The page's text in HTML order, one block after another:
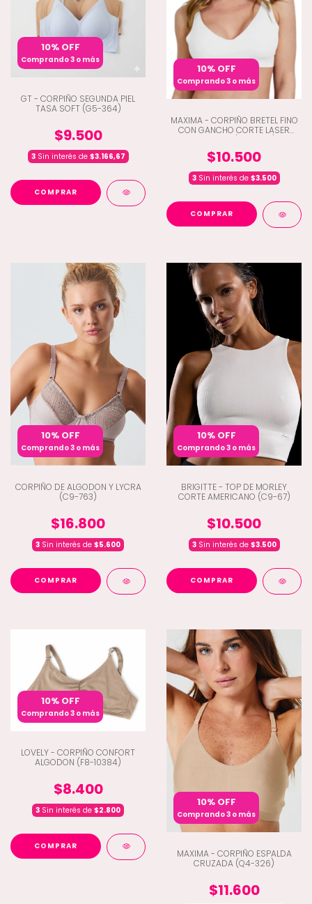
10% OFF
Comprando 3 o más
GT - CORPIÑO SEGUNDA PIEL
TASA SOFT (G5-364)
$9.500
3Sin interés de $3.166,67
COMPRAR
10% OFF
Comprando 3 o más
MAXIMA - CORPIÑO BRETEL FINO
CON GANCHO CORTE LASER
$10.500
3Sin interés de $3.500
COMPRAR
10% OFF
Comprando 3 o más
CORPIÑO DE ALGODON Y LYCRA
(C9-763)
$16.800
3 Sin interés de $5.600
COMPRAR
10% OFF
Comprando 3 o más
BRIGITTE - TOP DE MORLEY
CORTE AMERICANO (C9-67)
$10.500
3Sin interés de $3.500
COMPRAR
10% OFF
Comprando 3 o más
LOVELY - CORPIÑO CONFORT
ALGODON (F8-10384)
$8.400
3 Sin interés de $2.800
COMPRAR
10% OFF
Comprando 3 o más
MAXIMA - CORPIÑO ESPALDA
CRUZADA (Q4-326)
$11.600